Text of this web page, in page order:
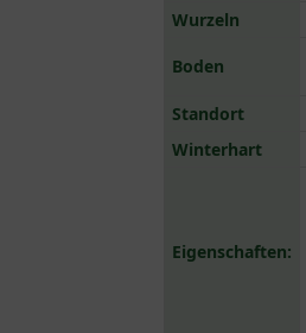
Wurzeln
Boden
Standort
Winterhart
Eigenschaften: